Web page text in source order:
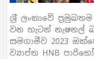
ශ‍්‍රී ලංකාවේ
වන හැටන් නැෂනල්
සමගාමීව 2023
ව්‍යාප්ත HNB